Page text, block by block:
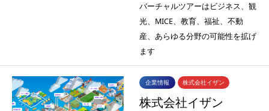
バーチャルツアーはビジネス、観
光、MICE、教育、福祉、不動
産、あらゆる分野の可能性を拡げ
ます
企業情報 株式会社イザン
株式会社イザン